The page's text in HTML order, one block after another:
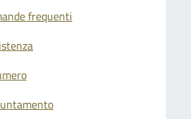
frequenti